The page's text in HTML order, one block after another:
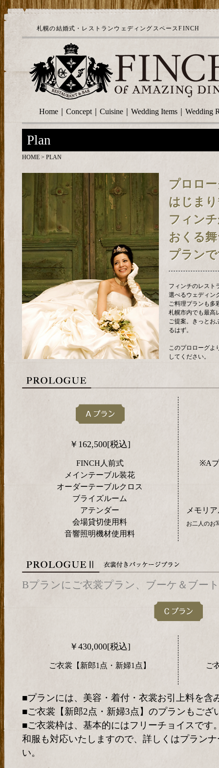
札幌の結婚式・レストランウェディングスペースFINCH
Home Concept Cuisine Wedding Items Wedding
Plan
HOME > PLAN
プロロ
はじま
フィン
おくる
プラン
フィンチのレスト
選べるウェディン
ご料理プランも多
札幌市内でも最高
ご提案。きっとお
るはず。
このプロローグよ
してください。
￥162,500[税込]
FINCH人前式
メインテーブル装花
オーダーテーブルクロス
ブライズルーム
アテンダー
会場貸切使用料
音響照明機材使用料
※Aプラ
メモリ
お二人のお
Bプランにご衣裳プラン、ブーケ＆ブー
￥430,000[税込]
ご衣裳【新郎1点・新婦1点】 ご
■プランには、美容・着付・衣裳お引上料を含
■ご衣裳【新郎2点・新婦3点】のプランもござ
■ご衣裳枠は、基本的にはフリーチョイスです
和服も対応いたしますので、詳しくはプラン
い。